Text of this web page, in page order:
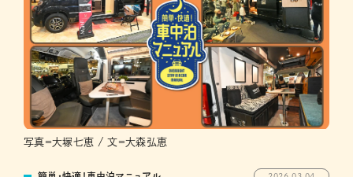
写真＝大塚七恵 / 文＝大森弘恵